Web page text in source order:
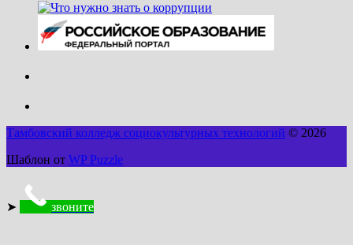
Тамбовский колледж социокультурных технологий © 2026
Шаблон от WP Puzzle
➤ звоните